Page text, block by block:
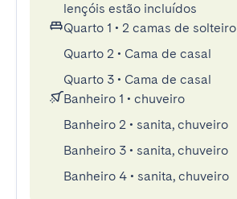
lençóis estão incluídos
Quarto 1 • 2 camas de solteiro
Quarto 2 • Cama de casal
Quarto 3 • Cama de casal
Banheiro 1 • chuveiro
Banheiro 2 • sanita, chuveiro
Banheiro 3 • sanita, chuveiro
Banheiro 4 • sanita, chuveiro